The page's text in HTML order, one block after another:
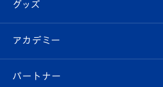
チケット
イベント
メディア
スタッフプロフィール
マスコット紹介
Revive Team
ヴィヴィくんの長崎おもてなしガイ
フォトギャラリー
スタジアムグルメ
V-LOVERS（ファンクラブ）
グッズ
オンラインショップ
アカデミー
育成からのお知らせ
パートナー